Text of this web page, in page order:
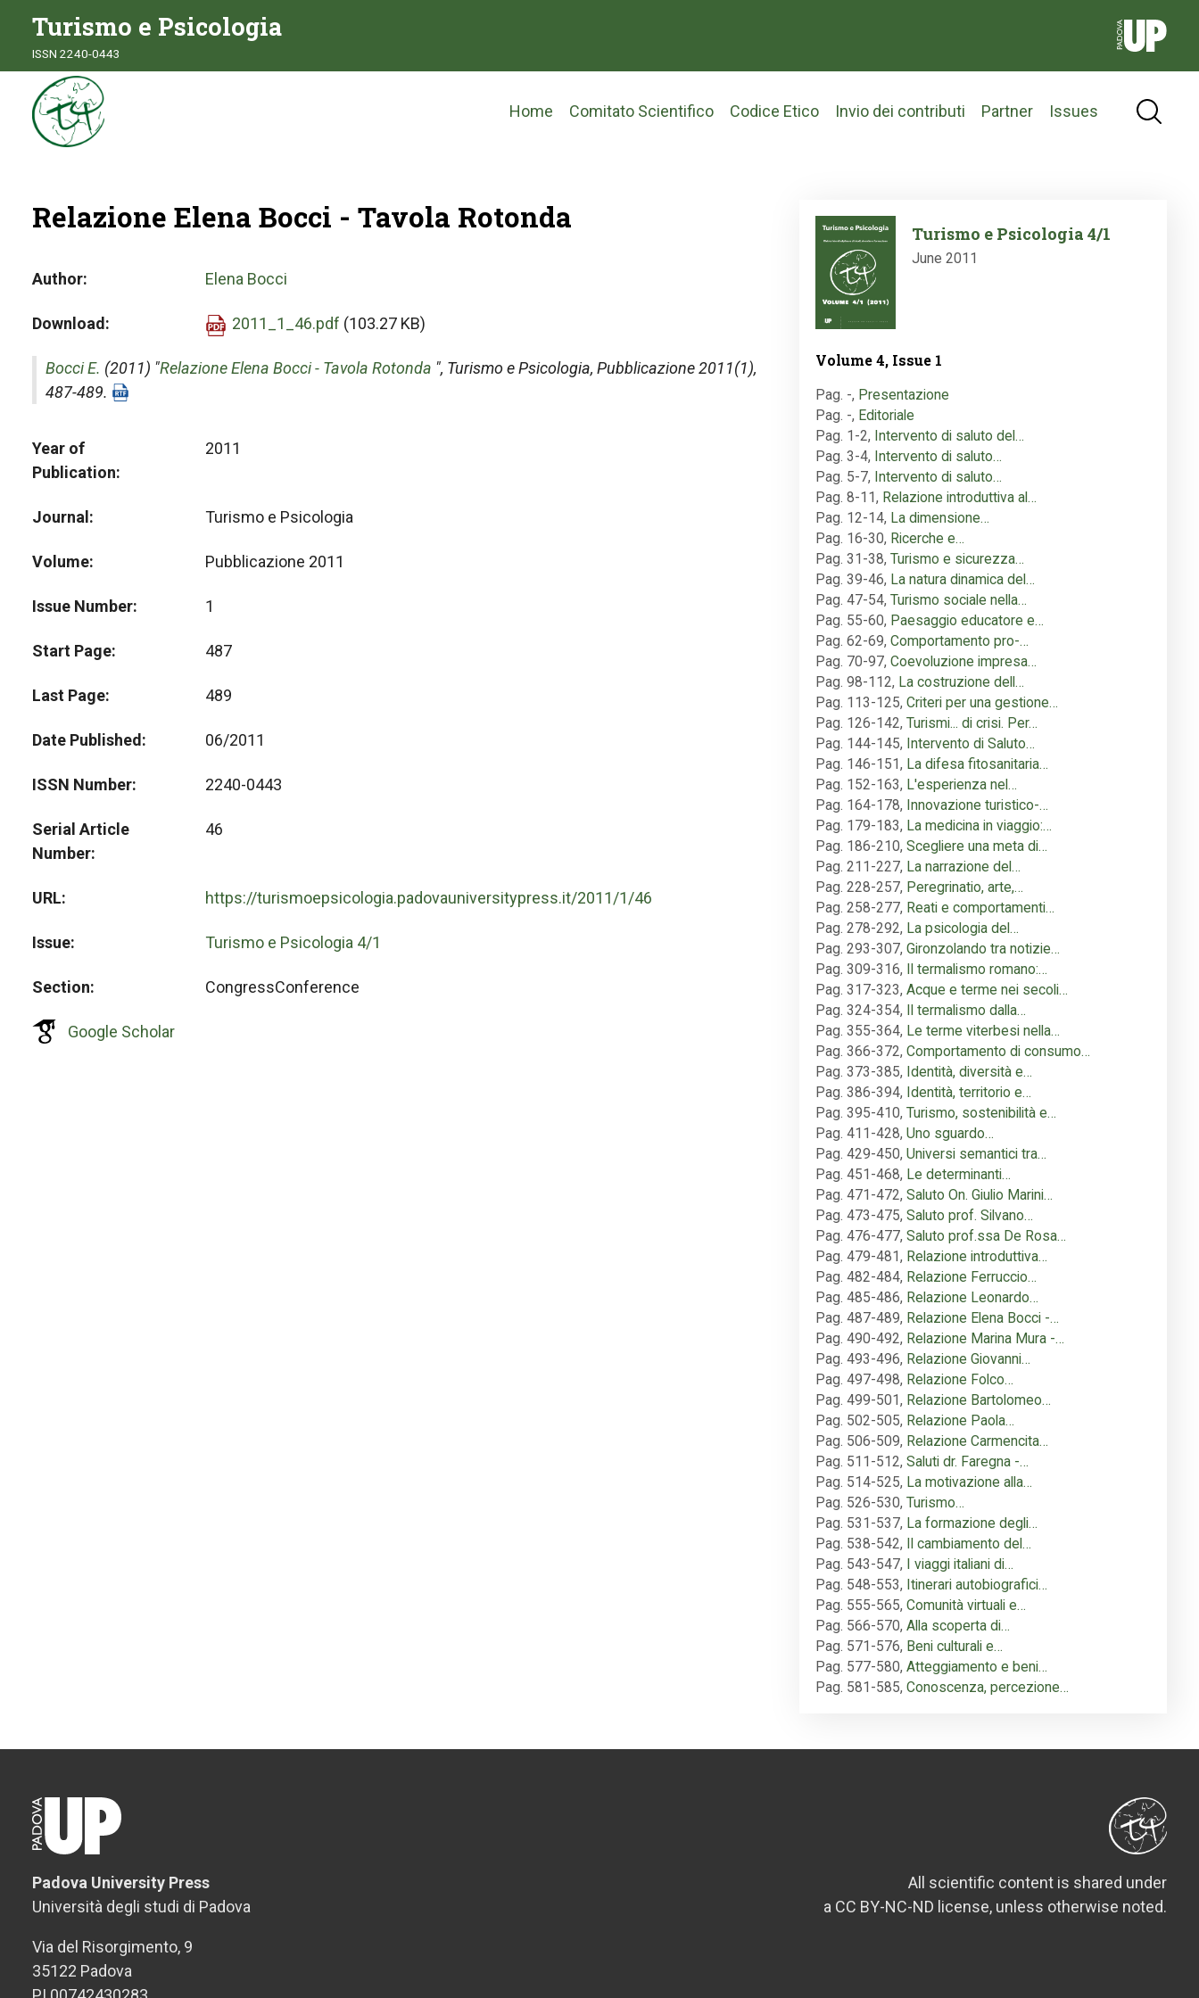
Turismo e Psicologia
ISSN 2240-0443
Main
Home Comitato Scientifico Codice Etico Invio dei contributi Partner Issues
Relazione Elena Bocci - Tavola Rotonda
Author Elena Bocci
Download 2011_1_46.pdf (103.27 KB)
Bocci E. (2011) "Relazione Elena Bocci - Tavola Rotonda ", Turismo e Psicologia, Pubblicazione 2011(1),
487-489.
Year of
Publication
2011
Journal Turismo e Psicologia
Volume Pubblicazione 2011
Issue Number 1
Start Page 487
Last Page 489
Date Published 06/2011
ISSN Number 2240-0443
Serial Article
Number
46
URL https://turismoepsicologia.padovauniversitypress.it/2011/1/46
Issue Turismo e Psicologia 4/1
Section CongressConference
Google Scholar
Image
Turismo e Psicologia 4/1
June 2011
Volume 4, Issue 1
Pag. -, Presentazione
Pag. -, Editoriale
Pag. 1-2, Intervento di saluto del…
Pag. 3-4, Intervento di saluto…
Pag. 5-7, Intervento di saluto…
Pag. 8-11, Relazione introduttiva al…
Pag. 12-14, La dimensione…
Pag. 16-30, Ricerche e…
Pag. 31-38, Turismo e sicurezza…
Pag. 39-46, La natura dinamica del…
Pag. 47-54, Turismo sociale nella…
Pag. 55-60, Paesaggio educatore e…
Pag. 62-69, Comportamento pro-…
Pag. 70-97, Coevoluzione impresa…
Pag. 98-112, La costruzione dell…
Pag. 113-125, Criteri per una gestione…
Pag. 126-142, Turismi... di crisi. Per…
Pag. 144-145, Intervento di Saluto…
Pag. 146-151, La difesa fitosanitaria…
Pag. 152-163, L'esperienza nel…
Pag. 164-178, Innovazione turistico-…
Pag. 179-183, La medicina in viaggio:…
Pag. 186-210, Scegliere una meta di…
Pag. 211-227, La narrazione del…
Pag. 228-257, Peregrinatio, arte,…
Pag. 258-277, Reati e comportamenti…
Pag. 278-292, La psicologia del…
Pag. 293-307, Gironzolando tra notizie…
Pag. 309-316,
Il termalismo romano:…
Pag. 317-323, Acque e terme nei secoli…
Pag. 324-354,
Il termalismo dalla…
Pag. 355-364, Le terme viterbesi nella…
Pag. 366-372, Comportamento di consumo…
Pag. 373-385, Identità, diversità e…
Pag. 386-394, Identità, territorio e…
Pag. 395-410, Turismo, sostenibilità e…
Pag. 411-428, Uno sguardo…
Pag. 429-450, Universi semantici tra…
Pag. 451-468, Le determinanti…
Pag. 471-472, Saluto On. Giulio Marini…
Pag. 473-475, Saluto prof. Silvano…
Pag. 476-477, Saluto prof.ssa De Rosa…
Pag. 479-481, Relazione introduttiva…
Pag. 482-484, Relazione Ferruccio…
Pag. 485-486, Relazione Leonardo…
Pag. 487-489, Relazione Elena Bocci -…
Pag. 490-492, Relazione Marina Mura -…
Pag. 493-496, Relazione Giovanni…
Pag. 497-498, Relazione Folco…
Pag. 499-501, Relazione Bartolomeo…
Pag. 502-505, Relazione Paola…
Pag. 506-509, Relazione Carmencita…
Pag. 511-512, Saluti dr. Faregna -…
Pag. 514-525, La motivazione alla…
Pag. 526-530, Turismo…
Pag. 531-537, La formazione degli…
Pag. 538-542,
Il cambiamento del…
Pag. 543-547,
I viaggi italiani di…
Pag. 548-553, Itinerari autobiografici…
Pag. 555-565, Comunità virtuali e…
Pag. 566-570, Alla scoperta di…
Pag. 571-576, Beni culturali e…
Pag. 577-580, Atteggiamento e beni…
Pag. 581-585, Conoscenza, percezione…
Padova University Press
Università degli studi di Padova
Via del Risorgimento, 9
35122 Padova
All scientific content is shared under
a CC BY-NC-ND license, unless otherwise noted.